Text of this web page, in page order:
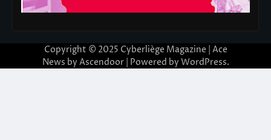
Copyright © 2025 Cyberliège Magazine | Ace
News by Ascendoor| Powered by WordPress.